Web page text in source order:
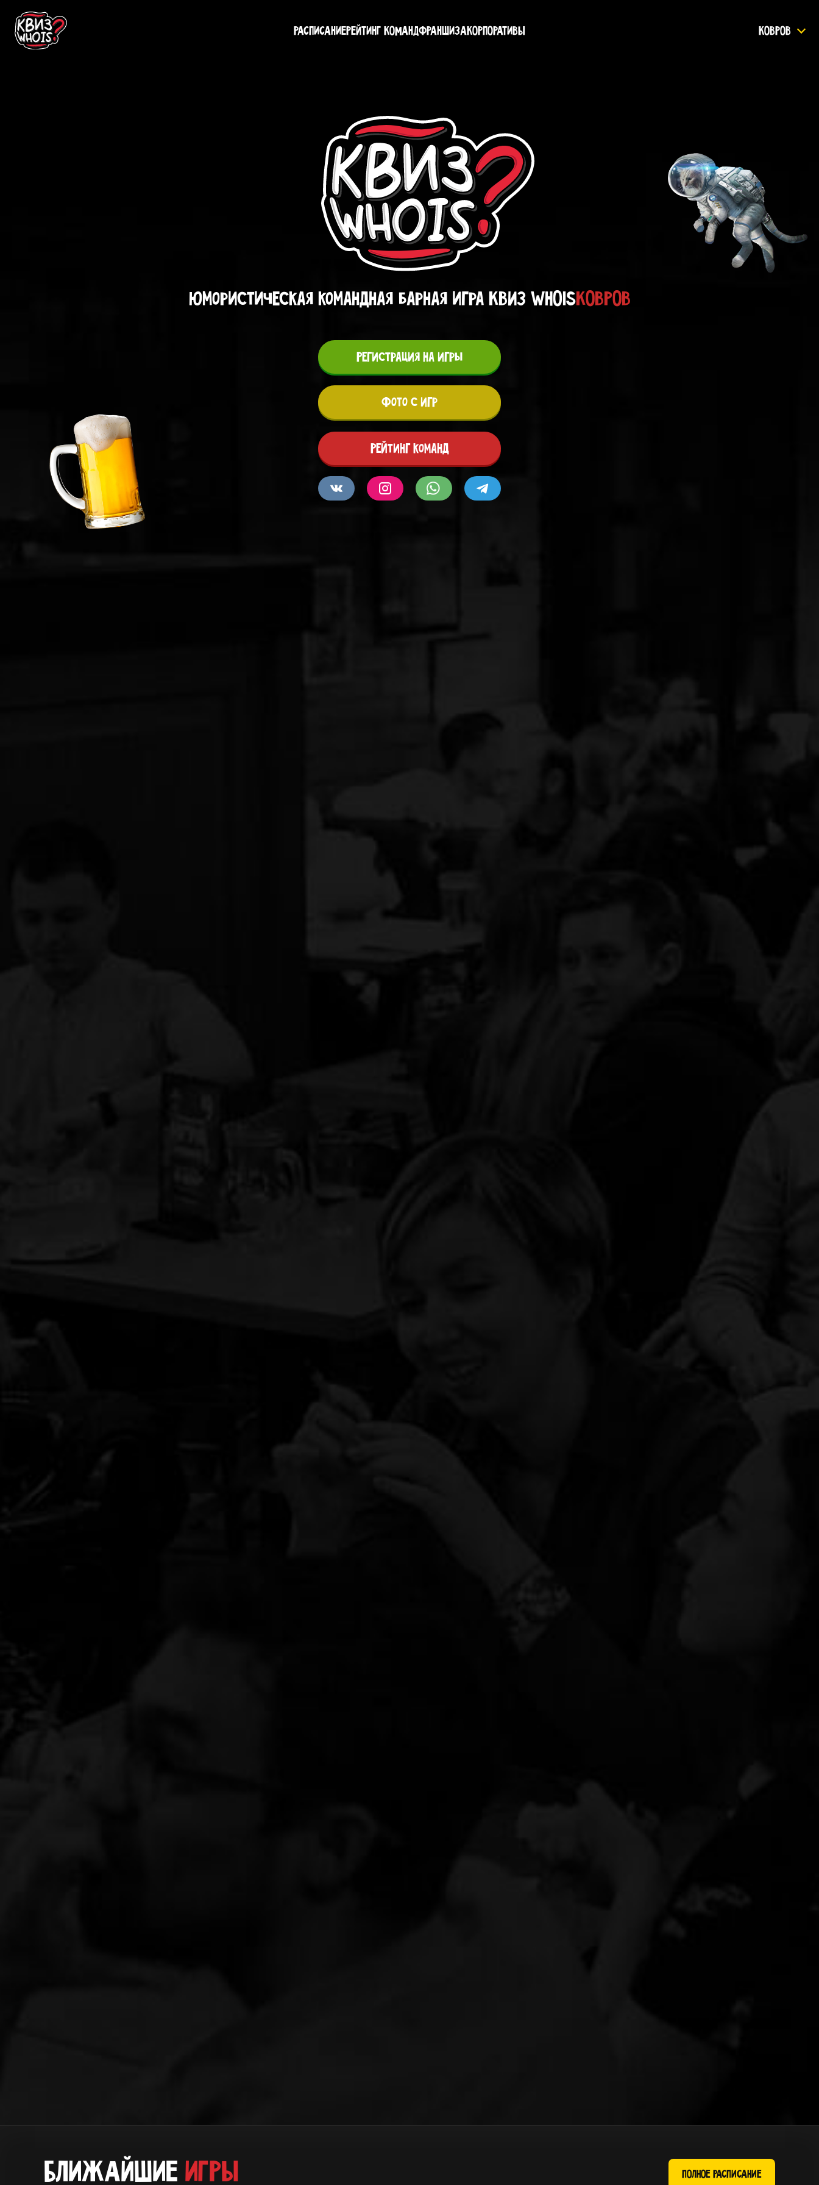
РАСПИСАНИЕРЕЙТИНГ КОМАНДФРАНШИЗАКОРПОРАТИВЫ КОВРОВ
Фото с игр
Рейтинг команд
Юмористическая командная барная игра КВИЗ WHOISКОВРОВ
Регистрация на игры
БЛИЖАЙШИЕ ИГРЫ ПОЛНОЕ РАСПИСАНИЕ